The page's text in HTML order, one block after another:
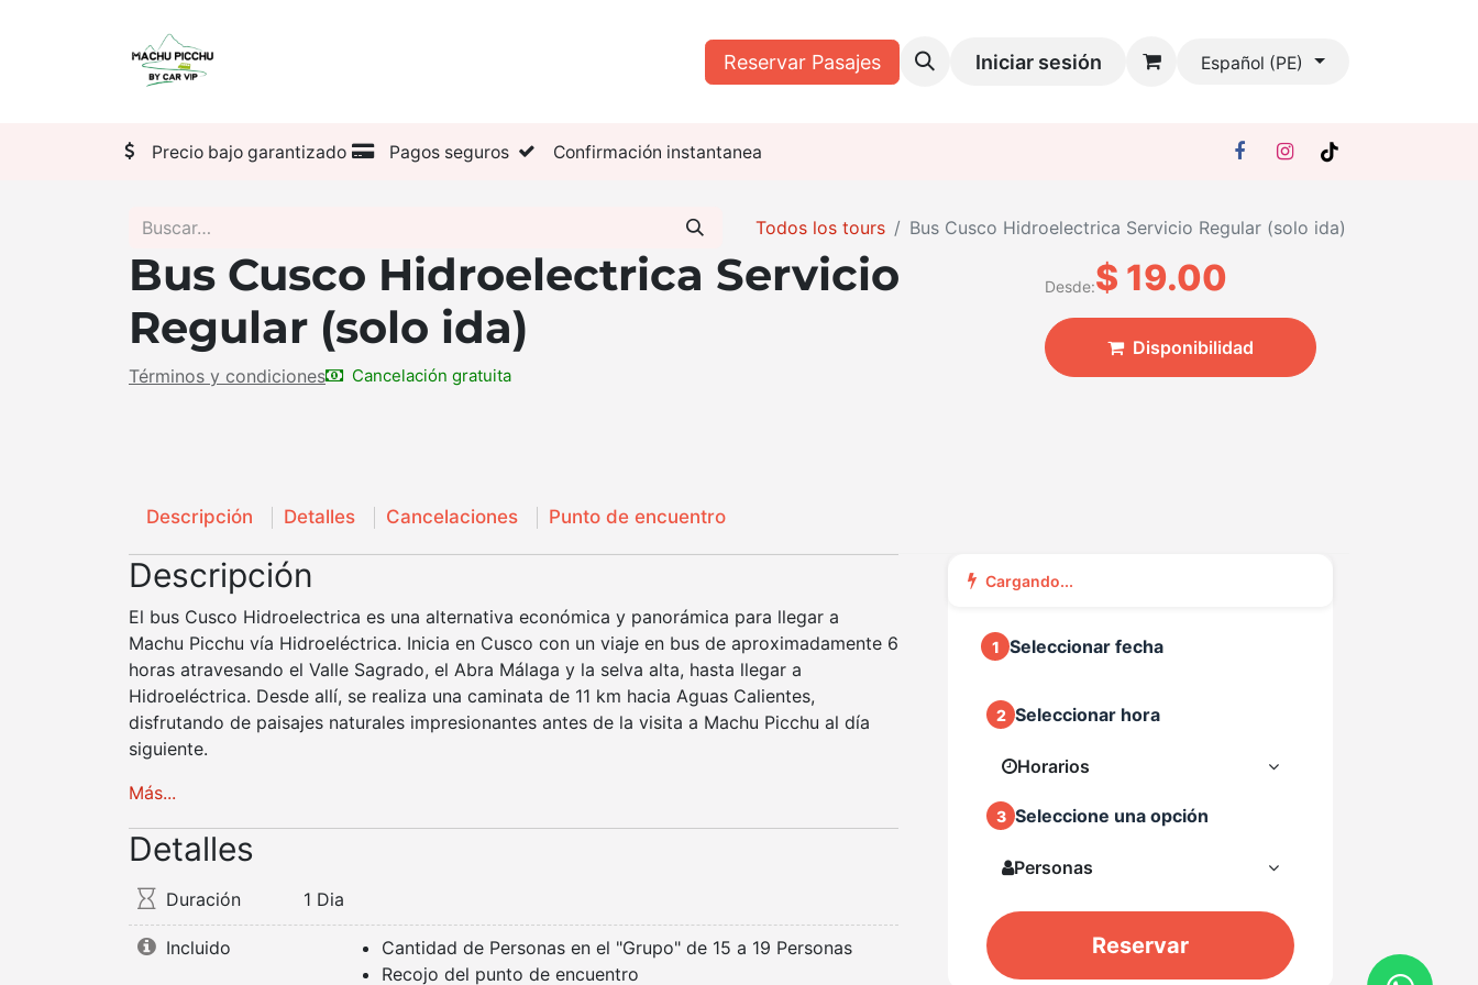
Reservar Pasajes Iniciar sesión Español (PE)
Precio bajo garantizado Pagos seguros Confirmación instantanea
Todos los tours Bus Cusco Hidroelectrica Servicio Regular (solo ida)
Bus Cusco Hidroelectrica Servicio
Regular (solo ida)
Términos y condiciones Cancelación gratuita
Desde:$ 19.00
Disponibilidad
Descripción Detalles Cancelaciones Punto de encuentro
Descripción
El bus Cusco Hidroelectrica es una alternativa económica y panorámica para llegar a
Machu Picchu vía Hidroeléctrica. Inicia en Cusco con un viaje en bus de aproximadamente 6
horas atravesando el Valle Sagrado, el Abra Málaga y la selva alta, hasta llegar a
Hidroeléctrica. Desde allí, se realiza una caminata de 11 km hacia Aguas Calientes,
disfrutando de paisajes naturales impresionantes antes de la visita a Machu Picchu al día
siguiente.
Más...
Detalles
Duración 1 Dia
Incluido
Cantidad de Personas en el "Grupo" de 15 a 19 Personas
Recojo del punto de encuentro
Cargando...
1 Seleccionar fecha
2 Seleccionar hora
Horarios
3 Seleccione una opción
Personas
Reservar